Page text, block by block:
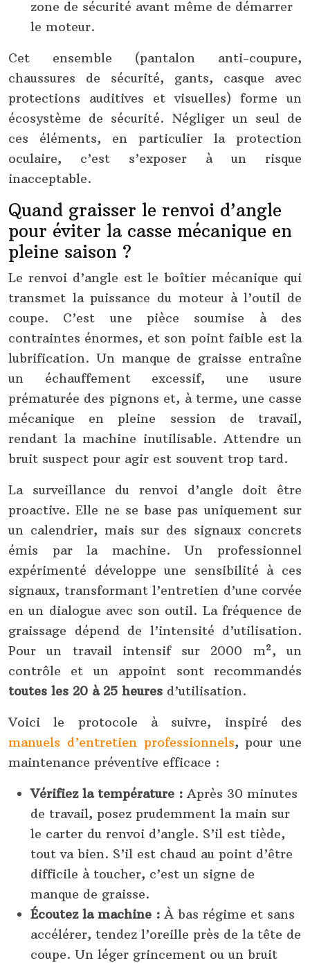
zone de sécurité avant même de démarrer
le moteur.
Cet ensemble (pantalon anti-coupure,
chaussures de sécurité, gants, casque avec
protections auditives et visuelles) forme un
écosystème de sécurité. Négliger un seul de
ces éléments, en particulier la protection
oculaire, c’est s’exposer à un risque
inacceptable.
Quand graisser le renvoi d’angle
pour éviter la casse mécanique en
pleine saison ?
Le renvoi d’angle est le boîtier mécanique qui
transmet la puissance du moteur à l’outil de
coupe. C’est une pièce soumise à des
contraintes énormes, et son point faible est la
lubrification. Un manque de graisse entraîne
un échauffement excessif, une usure
prématurée des pignons et, à terme, une casse
mécanique en pleine session de travail,
rendant la machine inutilisable. Attendre un
bruit suspect pour agir est souvent trop tard.
La surveillance du renvoi d’angle doit être
proactive. Elle ne se base pas uniquement sur
un calendrier, mais sur des signaux concrets
émis par la machine. Un professionnel
expérimenté développe une sensibilité à ces
signaux, transformant l’entretien d’une corvée
en un dialogue avec son outil. La fréquence de
graissage dépend de l’intensité d’utilisation.
Pour un travail intensif sur 2000 m², un
contrôle et un appoint sont recommandés
toutes les 20 à 25 heures d’utilisation.
Voici le protocole à suivre, inspiré des
manuels d’entretien professionnels, pour une
maintenance préventive efficace :
Vérifiez la température : Après 30 minutes
de travail, posez prudemment la main sur
le carter du renvoi d’angle. S’il est tiède,
tout va bien. S’il est chaud au point d’être
difficile à toucher, c’est un signe de
manque de graisse.
Écoutez la machine : À bas régime et sans
accélérer, tendez l’oreille près de la tête de
coupe. Un léger grincement ou un bruit